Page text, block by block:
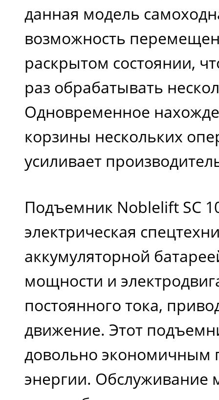
данная модель
возможность
раскрытом состоянии,
раз обрабатывать
Одновременное
корзины нескольких
усиливает
Подъемник Noblelift SC
электрическая
аккумуляторной
мощности и
постоянного тока,
движение. Этот
довольно экономичным
энергии. Обслуживание